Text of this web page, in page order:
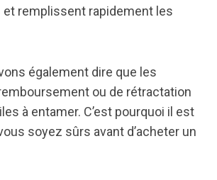
remplissent rapidement les
également dire que les
ou de rétractation
à entamer. C’est pourquoi il est
soyez sûrs avant d’acheter un